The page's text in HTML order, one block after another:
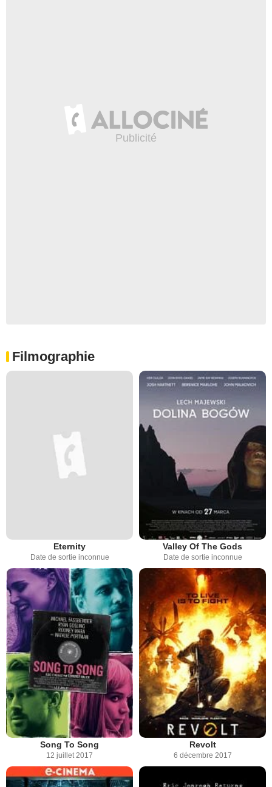
Filmographie
Eternity
Date de sortie inconnue
Valley Of The Gods
Date de sortie inconnue
Song To Song
12 juillet 2017
Revolt
6 décembre 2017